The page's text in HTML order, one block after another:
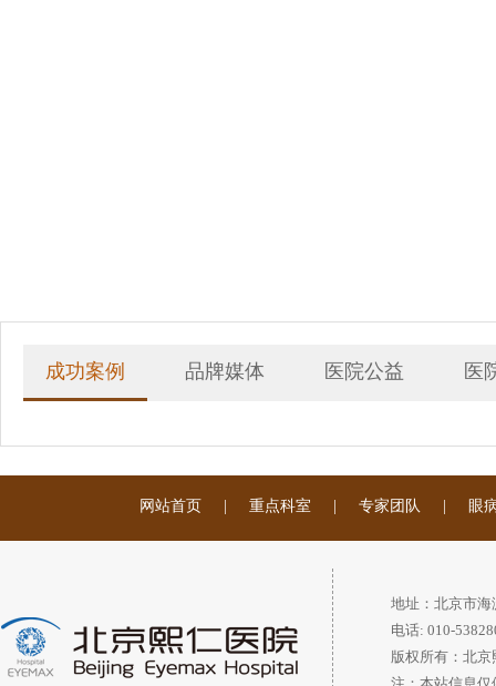
成功案例 品牌媒体 医院公益 医
网站首页 | 重点科室 | 专家团队 | 眼
地址：北京市
电话: 010-
版权所有：北
注：本站信息